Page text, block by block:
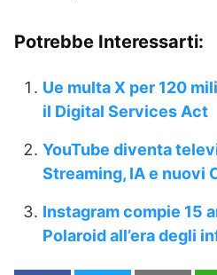
Potrebbe Interessarti:
Ue multa X per 120
il Digital Services Act
YouTube diventa
Streaming, IA e nuovi
Instagram compie 15
Polaroid all’era degli